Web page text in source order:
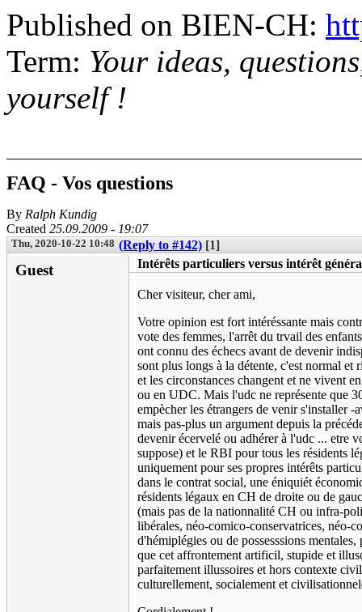
Published on BIEN-CH:
Term: Your ideas,
yourself !
FAQ - Vos questions
By Ralph Kundig
Created 25.09.2009 - 19:07
Thu, 2020-10-22 10:48 (Reply to #142) [1]
Guest Intérêts particuliers versus intérêt
Cher visiteur, cher ami,
Votre opinion est fort intéréssante mais
vote des femmes, l'arrêt du trvail des
ont connu des échecs avant de devenir
sont plus longs à la détente, c'est normal
et les circonstances changent et ne vivent
ou en UDC. Mais l'udc ne représente que
empècher les étrangers de venir s'installer
mais pas-plus un argument depuis la
devenir écervelé ou adhérer à l'udc ... etre
suppose) et le RBI pour tous les résidents
uniquement pour ses propres intérêts
dans le contrat social, une éniquiét
résidents légaux en CH de droite ou de
(mais pas de la nationnalité CH ou infra-
libérales, néo-comico-conservatrices, néo-
d'hémiplégies ou de possesssions
que cet affrontement artificil, stupide et
parfaitement illussoires et hors contexte
culturellement, socialement et